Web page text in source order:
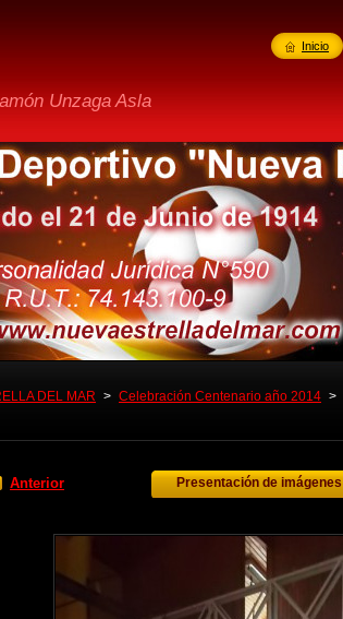
Unzaga Asla
DEL MAR > Celebración Centenario año 2014 >
Anterior Presentación de imágenes
Inicio